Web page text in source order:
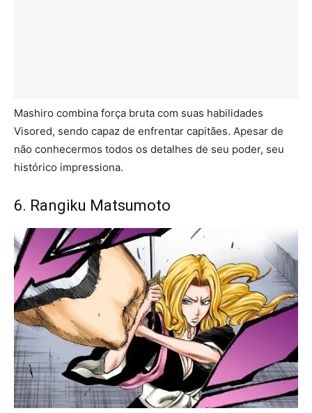
Mashiro combina força bruta com suas habilidades
Visored, sendo capaz de enfrentar capitães. Apesar de
não conhecermos todos os detalhes de seu poder, seu
histórico impressiona.
6. Rangiku Matsumoto